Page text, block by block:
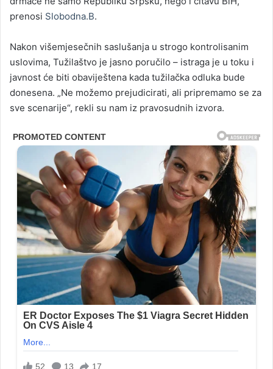
prenosi Slobodna.B.
Nakon višemjesečnih saslušanja u strogo kontrolisanim
uslovima, Tužilaštvo je jasno poručilo – istraga je u toku i
javnost će biti obaviještena kada tužilačka odluka bude
donesena. „Ne možemo prejudicirati, ali pripremamo se za
sve scenarije“, rekli su nam iz pravosudnih izvora.